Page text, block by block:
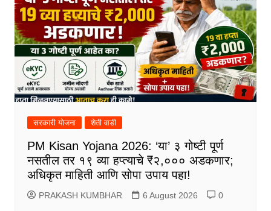
सरकारी योजना शेती वाडी
PM Kisan Yojana 2026: ‘या’ ३ गोष्टी पूर्ण
नसतील तर १९ व्या हप्त्याचे ₹२,००० अडकणार;
अधिकृत माहिती आणि सोपा उपाय पहा!
PRAKASH KUMBHAR 6 August 2026 0